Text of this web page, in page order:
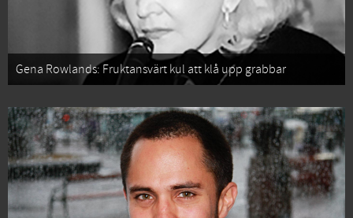
Gena Rowlands: Fruktansvärt kul att klå upp grabbar